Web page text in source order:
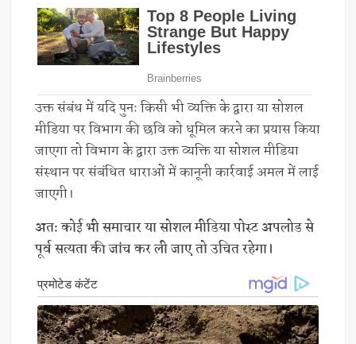
उक्त संबंध में यदि पुनः किसी भी व्यक्ति के द्वारा या सोशल
मीडिया पर विभाग की छवि को धूमिल करने का प्रयास किया
जाएगा तो विभाग के द्वारा उक्त व्यक्ति या सोशल मीडिया
संस्थान पर संबंधित धाराओं में कानूनी कार्रवाई अमल में लाई
जाएगी।
अतः कोई भी समाचार या सोशल मीडिया पोस्ट अपलोड से
पूर्व सत्यता की जांच कर ली जाए तो उचित रहेगा।